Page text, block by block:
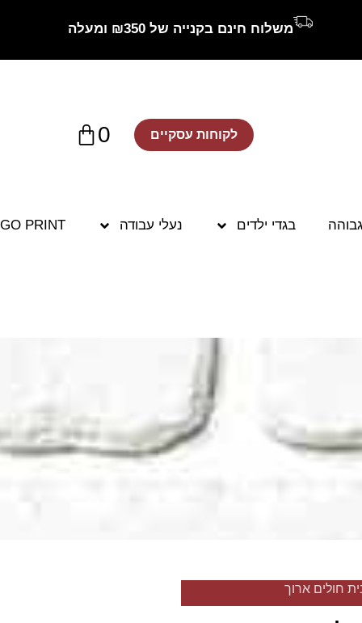
משלוח חינם בקנייה של ₪350 ומעלה
לקוחות עסקיים 0
בגדי ילדים נעלי עבודה PRINT
חולים ארוך